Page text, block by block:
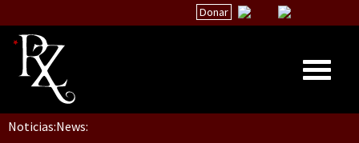
Donar
Inicio
Noticias:News: